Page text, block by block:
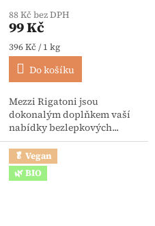
88 Kč bez DPH
99 Kč
Měrná cena:
396 Kč / 1 kg
Do košíku
Mezzi Rigatoni jsou
dokonalým doplňkem vaší
nabídky bezlepkových...
🥬 Vegan
🌿 BIO